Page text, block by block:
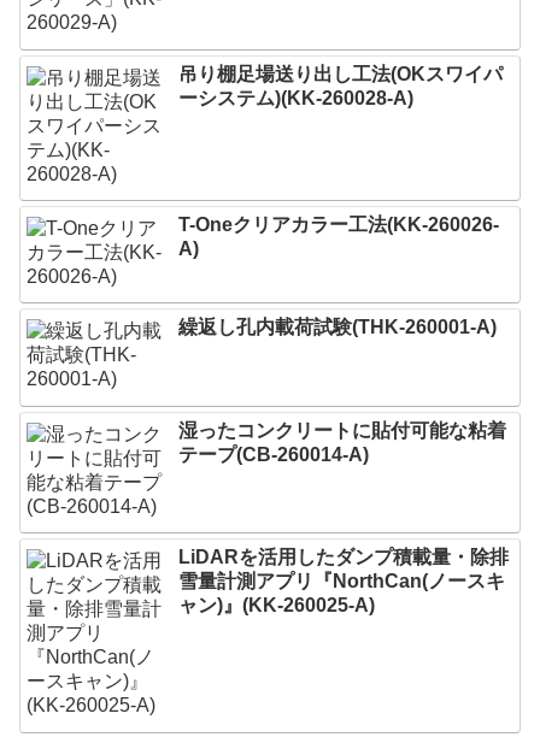
吊り棚足場送り出し工法(OKスワイパ
ーシステム)(KK-260028-A)
T-Oneクリアカラー工法(KK-260026-
A)
繰返し孔内載荷試験(THK-260001-A)
湿ったコンクリートに貼付可能な粘着
テープ(CB-260014-A)
LiDARを活用したダンプ積載量・除排
雪量計測アプリ『NorthCan(ノースキ
ャン)』(KK-260025-A)